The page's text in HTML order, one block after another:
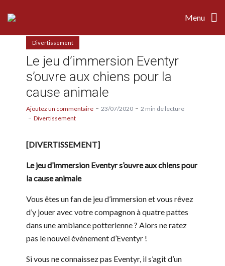
Menu
Divertissement
Le jeu d’immersion Eventyr
s’ouvre aux chiens pour la
cause animale
Ajoutez un commentaire 23/07/2020
2 min de lecture
Divertissement
[DIVERTISSEMENT]
Le jeu d’immersion Eventyr s’ouvre aux chiens pour
la cause animale
Vous êtes un fan de jeu d’immersion et vous rêvez
d’y jouer avec votre compagnon à quatre pattes
dans une ambiance potterienne ? Alors ne ratez
pas le nouvel évènement d’Eventyr !
Si vous ne connaissez pas Eventyr, il s’agit d’un